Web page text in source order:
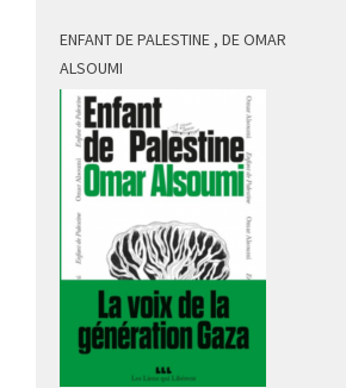
ENFANT DE PALESTINE , DE OMAR
ALSOUMI